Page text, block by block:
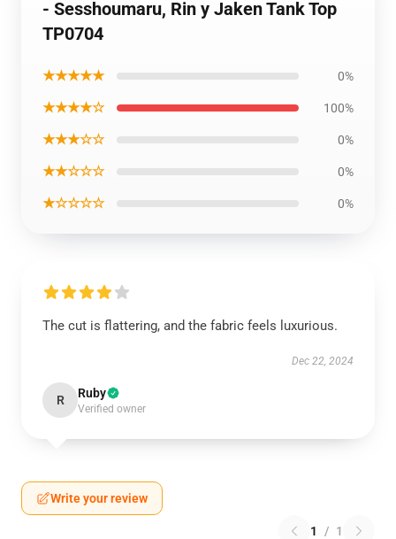
- Sesshoumaru, Rin y Jaken Tank Top
TP0704
★★★★★ 0%
★★★★☆ 100%
★★★☆☆ 0%
★★☆☆☆ 0%
★☆☆☆☆ 0%
The cut is flattering, and the fabric feels luxurious.
Dec 22, 2024
R Ruby
Verified owner
Write your review
1 / 1